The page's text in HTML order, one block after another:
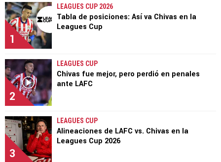
1
LEAGUES CUP 2026
Tabla de posiciones: Así va Chivas en la
Leagues Cup
2
LEAGUES CUP
Chivas fue mejor, pero perdió en penales
ante LAFC
3
LEAGUES CUP
Alineaciones de LAFC vs. Chivas en la
Leagues Cup 2026